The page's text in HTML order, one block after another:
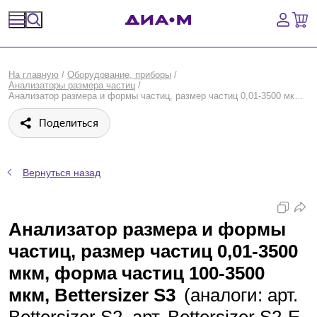
Оборудование, приборы
Расходные материалы, пластик, стекло
Библиотека
Войти
Сравнение
На главную / Оборудование, приборы /
Анализаторы размера частиц /
Анализатор размера и формы частиц, размер частиц 0,01-3500 мкм, форма частиц 100-3500 мкм, Bettersizer S3, Bettersize
Поделиться
Вернуться назад
Анализатор размера и формы
частиц, размер частиц 0,01-3500
мкм, форма частиц 100-3500
мкм, Bettersizer S3 (аналоги: арт.